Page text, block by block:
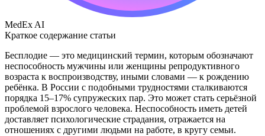
MedEx AI
Краткое содержание статьи
Бесплодие — это медицинский термин, которым обозначают
неспособность мужчины или женщины репродуктивного
возраста к воспроизводству, иными словами — к рождению
ребёнка. В России с подобными трудностями сталкиваются
порядка 15–17% супружеских пар. Это может стать серьёзной
проблемой взрослого человека. Неспособность иметь детей
доставляет психологические страдания, отражается на
отношениях с другими людьми на работе, в кругу семьи.